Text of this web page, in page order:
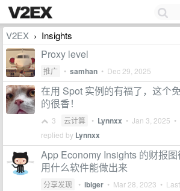
V2EX › Insights
Proxy level
推广 • samhan • Dec 29, 2025
在用 Spot 实例的有福了，这个
的很香！
3 云计算 • Lynnxx • Jan 3, 2025
replied by Lynnxx
App Economy Insights 的财报图
用什么软件能做出来
分享发现 • ibiger • Mar 28, 2023 •